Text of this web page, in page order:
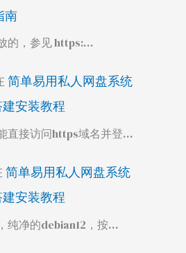
南
的，参见 https:…
简单易用私人网盘系统
安装教程
直接访问https域名并登…
简单易用私人网盘系统
安装教程
纯净的debian12，按…